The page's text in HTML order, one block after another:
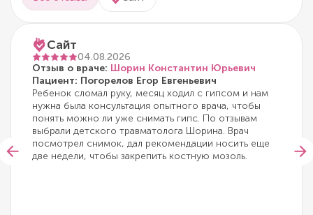
Сайт
04.08.2026
Отзыв о враче: Шорин Константин Юрьевич
Пациент: Погорелов Егор Евгеньевич
Ребенок сломал руку, месяц ходил с гипсом и нам
нужна была консультация опытного врача, чтобы
понять можно ли уже снимать гипс. По отзывам
выбрали детского травматолога Шорина. Врач
посмотрел снимок, дал рекомендации носить еще
две недели, чтобы закрепить костную мозоль.